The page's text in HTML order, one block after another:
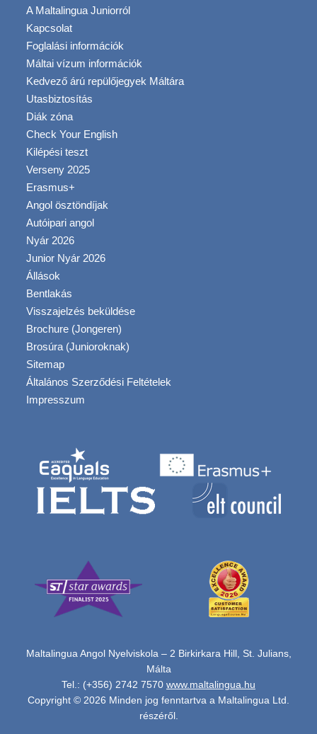
A Maltalingua Juniorról
Kapcsolat
Foglalási információk
Máltai vízum információk
Kedvező árú repülőjegyek Máltára
Utasbiztosítás
Diák zóna
Check Your English
Kilépési teszt
Verseny 2025
Erasmus+
Angol ösztöndíjak
Autóipari angol
Nyár 2026
Junior Nyár 2026
Állások
Bentlakás
Visszajelzés beküldése
Brochure (Jongeren)
Brosúra (Junioroknak)
Sitemap
Általános Szerződési Feltételek
Impresszum
Maltalingua Angol Nyelviskola – 2 Birkirkara Hill, St. Julians,
Málta
Tel.: (+356) 2742 7570 www.maltalingua.hu
Copyright © 2026 Minden jog fenntartva a Maltalingua Ltd.
részéről.